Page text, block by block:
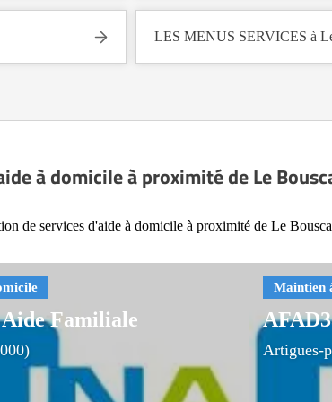
LES MENUS SERVICES à
à domicile à proximité de Le
de services d'aide à domicile à proximité de Le
Familiale
Artigues-